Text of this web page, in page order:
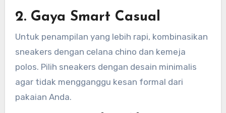
2. Gaya Smart Casual
Untuk penampilan yang lebih rapi, kombinasikan
sneakers dengan celana chino dan kemeja
polos. Pilih sneakers dengan desain minimalis
agar tidak mengganggu kesan formal dari
pakaian Anda.